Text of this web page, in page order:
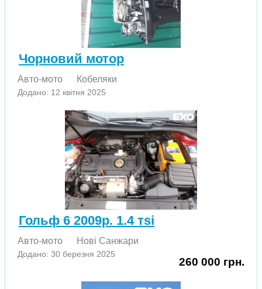
Чорновий мотор
Авто-мото Кобеляки
Додано: 12 квітня 2025
Гольф 6 2009р. 1.4 тsi
Авто-мото Нові Cанжари
Додано: 30 березня 2025
260 000 грн.